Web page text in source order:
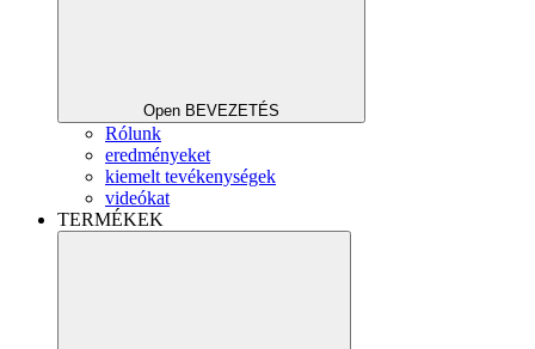
Open BEVEZETÉS
Rólunk
eredményeket
kiemelt tevékenységek
videókat
TERMÉKEK